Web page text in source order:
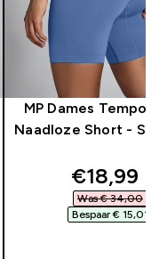
MP Dames Tempo
Naadloze Short -
€18,99‎
Was € 34,00‎
Bespaar € 15,01‎